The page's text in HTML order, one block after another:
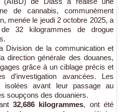
de cannabis, communément
menée le jeudi 2 octobre 2025, a
de 32 kilogrammes de drogue
Division de la communication et
direction générale des douanes,
grâce à un ciblage précis et
d’investigation avancées. Les
avant leur passage au
soupçons des douaniers.
32,686 kilogrammes, ont été